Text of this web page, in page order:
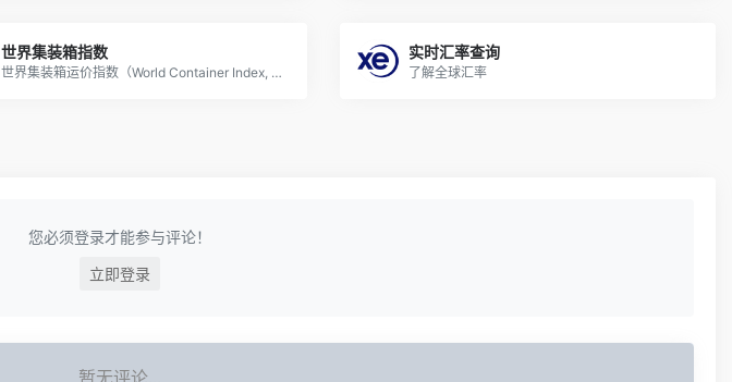
世界集装箱指数
世界集装箱运价指数（World Container Index, WCI）由英国伦敦海运咨询机构Drewry（德鲁里）编制。可较好反映欧美航线运价的变化
实时汇率查询
了解全球汇率
您必须登录才能参与评论！
立即登录